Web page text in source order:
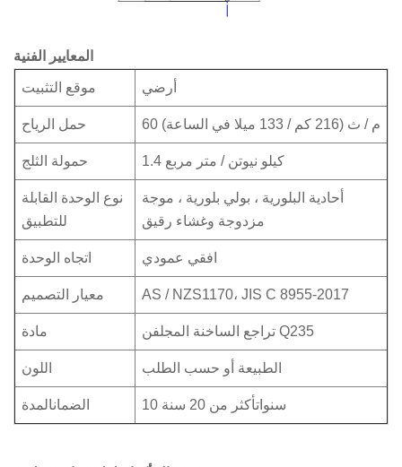
المعايير الفنية
موقع التثبيت أرضي
حمل الرياح 60 م / ث (216 كم / 133 ميلا في الساعة)
حمولة الثلج 1.4 كيلو نيوتن / متر مربع
نوع الوحدة القابلة
للتطبيق
أحادية البلورية ، بولي بلورية ، موجة
مزدوجة وغشاء رقيق
اتجاه الوحدة افقي عمودي
معيار التصميم AS / NZS1170، JIS C 8955-2017
مادة تراجع الساخنة المجلفن Q235
اللون الطبيعة أو حسب الطلب
الضمانالمدة 10 سنواتأكثر من 20 سنة